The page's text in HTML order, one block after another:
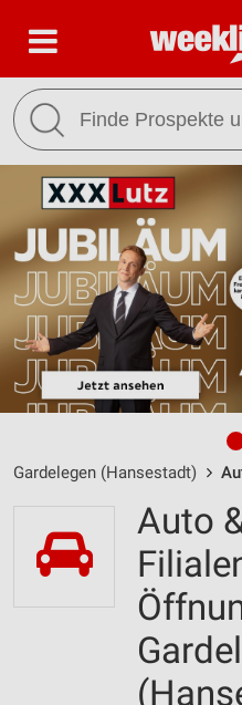
Gardelegen (Hansestadt)
Auto